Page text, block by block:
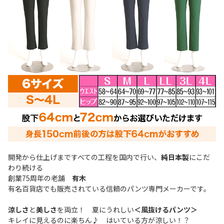
開発から仕上げまですべての工程を国内で行い、 純日本製にこだ
わり続ける
創業75周年の老舗 有木
有名百貨店でも販売されている信頼のパンツ専門メーカーです。
涼しさ と美しさを両立！ 夏にうれしい＜風抜けるパンツ＞
キレイに見えるのに楽ちん♪ はいている方が涼しい！？